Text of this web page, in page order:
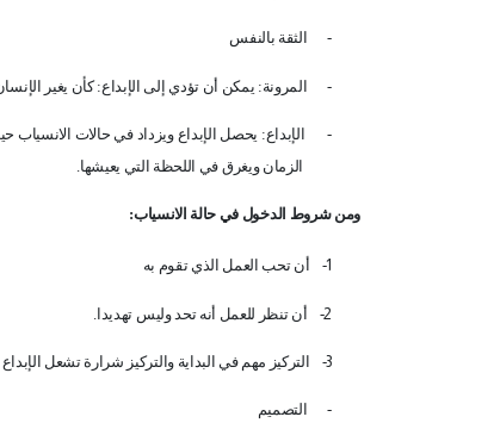
- الثقة بالنفس
- المرونة: يمكن أن تؤدي إلى الإبداع: كأن يغير
-
الإبداع: يحصل الإبداع ويزداد في حالات
الزمان ويغرق في اللحظة التي يعيشها
ومن شروط الدخول في حالة الانسياب:
1- أن تحب العمل الذي تقوم به
2- أن تنظر للعمل أنه تحد وليس تهديدا
3- التركيز مهم في البداية والتركيز شرارة تشعل الإبداع
- التصميم